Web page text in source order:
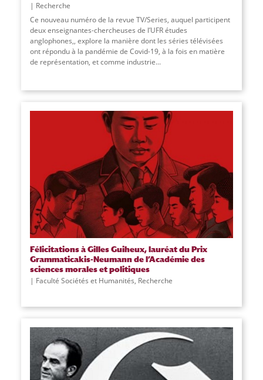
Recherche
Ce nouveau numéro de la revue TV/Series, auquel participent
deux enseignantes-chercheuses de l’UFR études
anglophones,, explore la manière dont les séries télévisées
ont répondu à la pandémie de Covid-19, à la fois en matière
de représentation, et comme industrie...
Félicitations à Gilles Guiheux, lauréat du Prix
Grammaticakis-Neumann de l’Académie des
sciences morales et politiques
Faculté Sociétés et Humanités, Recherche